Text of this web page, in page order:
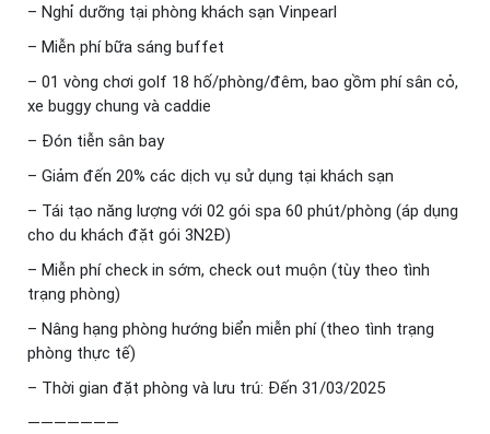
– Nghỉ dưỡng tại phòng khách sạn Vinpearl
– Miễn phí bữa sáng buffet
– 01 vòng chơi golf 18 hố/phòng/đêm, bao gồm phí sân cỏ,
xe buggy chung và caddie
– Đón tiễn sân bay
– Giảm đến 20% các dịch vụ sử dụng tại khách sạn
– Tái tạo năng lượng với 02 gói spa 60 phút/phòng (áp dụng
cho du khách đặt gói 3N2Đ)
– Miễn phí check in sớm, check out muộn (tùy theo tình
trạng phòng)
– Nâng hạng phòng hướng biển miễn phí (theo tình trạng
phòng thực tế)
– Thời gian đặt phòng và lưu trú: Đến 31/03/2025
———————